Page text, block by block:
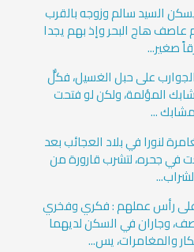
السيد سالم وزوجه بالقرب
هاج البحر وإذ بهم يجدا
صغير...
على حبل الغسيل، فكلٌّ
المؤلمة، ولكن لو فتحت
...
لنورا في بلاد العجائب بعد
في جحره، لتشرب قارورة من
رأس عملهم : فكري وفخري
وجاران في السكن لديهما
والمغامرات، يس...